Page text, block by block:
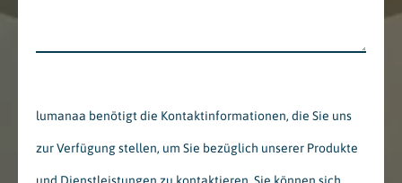
lumanaa benötigt die Kontaktinformationen, die Sie uns
zur Verfügung stellen, um Sie bezüglich unserer Produkte